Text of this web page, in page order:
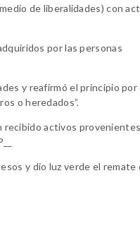
de liberalidades) con
por las personas
y reafirmó el principio por
o heredados”.
recibido activos
y dio luz verde el remate